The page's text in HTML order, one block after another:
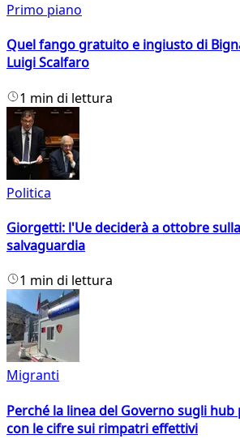
Primo piano
Quel fango gratuito e ingiusto di
Luigi Scalfaro
1 min di lettura
Politica
Giorgetti: l'Ue deciderà a ottobre
salvaguardia
1 min di lettura
Migranti
Perché la linea del Governo sugli
con le cifre sui rimpatri effettivi